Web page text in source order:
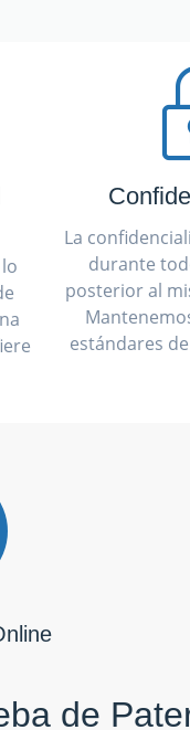
La
durante
posterior al
estándares
de